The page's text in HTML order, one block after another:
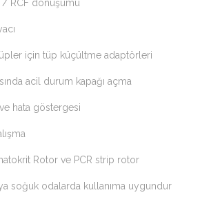
/ RCF dönüşümü
için tüp küçültme adaptörleri
acil durum kapağı açma
hata göstergesi
Rotor ve PCR strip rotor
soğuk odalarda kullanıma uygundur